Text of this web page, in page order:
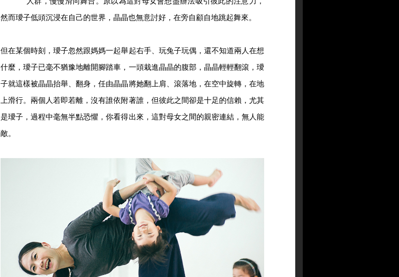
然而璦子低頭沉浸在自己的世界，晶晶也無意討好，在旁自顧自地跳起舞來。
但在某個時刻，璦子忽然跟媽媽一起舉起右手、玩兔子玩偶，還不知道兩人在想
什麼，璦子已毫不猶豫地離開腳踏車，一頭栽進晶晶的腹部，晶晶輕輕翻滾，璦
子就這樣被晶晶抬舉、翻身，任由晶晶將她翻上肩、滾落地，在空中旋轉，在地
上滑行。兩個人若即若離，沒有誰依附著誰，但彼此之間卻是十足的信賴，尤其
是璦子，過程中毫無半點恐懼，你看得出來，這對母女之間的親密連結，無人能
敵。